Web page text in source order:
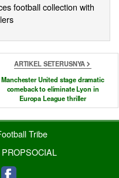
football collection with
ARTIKEL SETERUSNYA
Manchester United stage dramatic
comeback to eliminate Lyon in
Europa League thriller
Tribe
PROPSOCIAL